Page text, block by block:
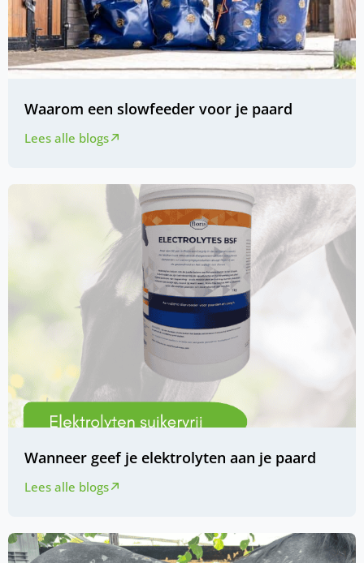
Waarom een slowfeeder voor je paard
Lees alle blogs
Wanneer geef je elektrolyten aan je paard
Lees alle blogs